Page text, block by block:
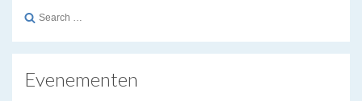
Search
Evenementen